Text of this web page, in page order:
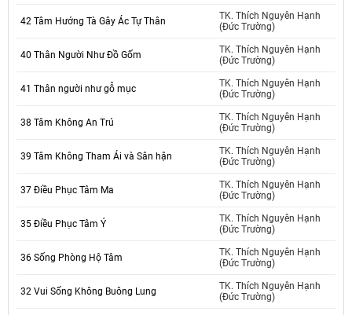
42 Tâm Hướng Tà Gây Ác Tự Thân
TK. Thích Nguyên Hạnh
(Đức Trường)
40 Thân Người Như Đồ Gốm
TK. Thích Nguyên Hạnh
(Đức Trường)
41 Thân người như gỗ mục
TK. Thích Nguyên Hạnh
(Đức Trường)
38 Tâm Không An Trú
TK. Thích Nguyên Hạnh
(Đức Trường)
39 Tâm Không Tham Ái và Sân hận
TK. Thích Nguyên Hạnh
(Đức Trường)
37 Điều Phục Tâm Ma
TK. Thích Nguyên Hạnh
(Đức Trường)
35 Điều Phục Tâm Ý
TK. Thích Nguyên Hạnh
(Đức Trường)
36 Sống Phòng Hộ Tâm
TK. Thích Nguyên Hạnh
(Đức Trường)
32 Vui Sống Không Buông Lung
TK. Thích Nguyên Hạnh
(Đức Trường)